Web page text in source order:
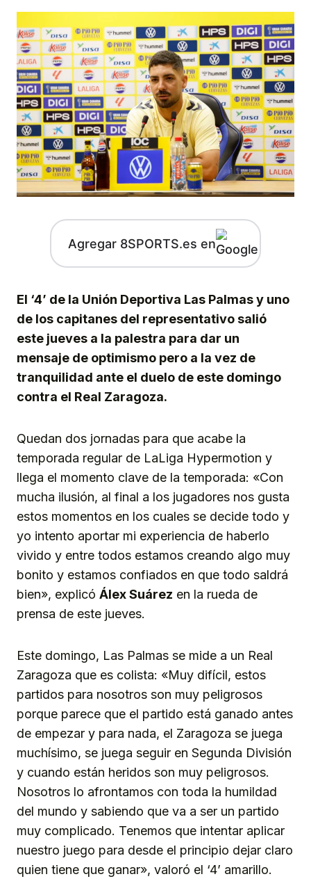
Agregar 8SPORTS.es en
El ‘4’ de la Unión Deportiva Las Palmas y uno
de los capitanes del representativo salió
este jueves a la palestra para dar un
mensaje de optimismo pero a la vez de
tranquilidad ante el duelo de este domingo
contra el Real Zaragoza.
Quedan dos jornadas para que acabe la
temporada regular de LaLiga Hypermotion y
llega el momento clave de la temporada: «Con
mucha ilusión, al final a los jugadores nos gusta
estos momentos en los cuales se decide todo y
yo intento aportar mi experiencia de haberlo
vivido y entre todos estamos creando algo muy
bonito y estamos confiados en que todo saldrá
bien», explicó Álex Suárez en la rueda de
prensa de este jueves.
Este domingo, Las Palmas se mide a un Real
Zaragoza que es colista: «Muy difícil, estos
partidos para nosotros son muy peligrosos
porque parece que el partido está ganado antes
de empezar y para nada, el Zaragoza se juega
muchísimo, se juega seguir en Segunda División
y cuando están heridos son muy peligrosos.
Nosotros lo afrontamos con toda la humildad
del mundo y sabiendo que va a ser un partido
muy complicado. Tenemos que intentar aplicar
nuestro juego para desde el principio dejar claro
quien tiene que ganar», valoró el ‘4’ amarillo.